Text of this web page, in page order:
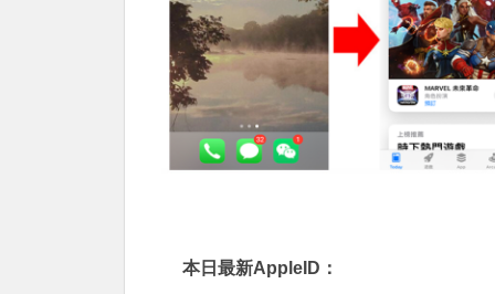
本日最新AppleID：